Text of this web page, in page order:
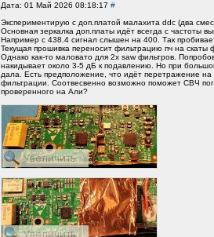
Дата: 01 Май 2026 08:18:17 #
Экспериментирую с доп.платой малахита ddc (два
Основная зеркалка доп.платы идёт всегда с частоты
Например с 438.4 сигнал слышен на 400. Так
Текущая прошивка переносит фильтрацию пч на скаты
Однако как-то маловато для 2х saw фильтров.
накидывает около 3-5 дБ к подавлению. Но при
дала. Есть предположение, что идёт перетражение
фильтрации. Соотвесвенно возможно поможет СВЧ
проверенного на Али?